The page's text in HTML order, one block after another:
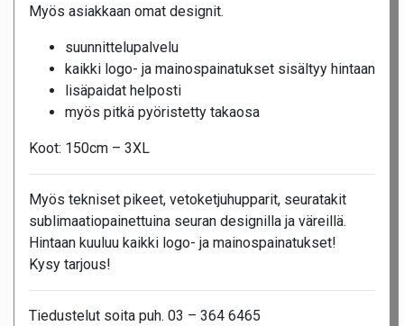
Myös asiakkaan omat designit.
suunnittelupalvelu
kaikki logo- ja mainospainatukset sisältyy hintaan
lisäpaidat helposti
myös pitkä pyöristetty takaosa
Koot: 150cm – 3XL
Myös tekniset pikeet, vetoketjuhupparit, seuratakit
sublimaatiopainettuina seuran designilla ja väreillä.
Hintaan kuuluu kaikki logo- ja mainospainatukset!
Kysy tarjous!
Tiedustelut soita puh. 03 – 364 6465